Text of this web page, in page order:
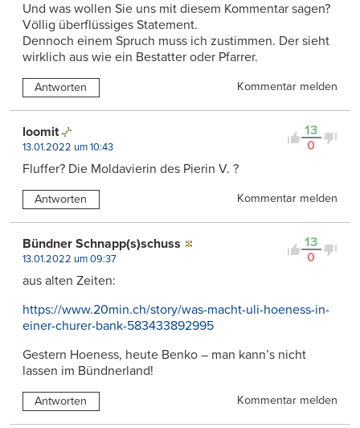
Und was wollen Sie uns mit diesem Kommentar sagen?
Völlig überflüssiges Statement.
Dennoch einem Spruch muss ich zustimmen. Der sieht
wirklich aus wie ein Bestatter oder Pfarrer.
Antworten Kommentar melden
13
0
loomit
13.01.2022 um 10:43
Fluffer? Die Moldavierin des Pierin V. ?
Antworten Kommentar melden
13
0
Bündner Schnapp(s)schuss
13.01.2022 um 09:37
aus alten Zeiten:
https://www.20min.ch/story/was-macht-uli-hoeness-in-
einer-churer-bank-583433892995
Gestern Hoeness, heute Benko – man kann’s nicht
lassen im Bündnerland!
Antworten Kommentar melden